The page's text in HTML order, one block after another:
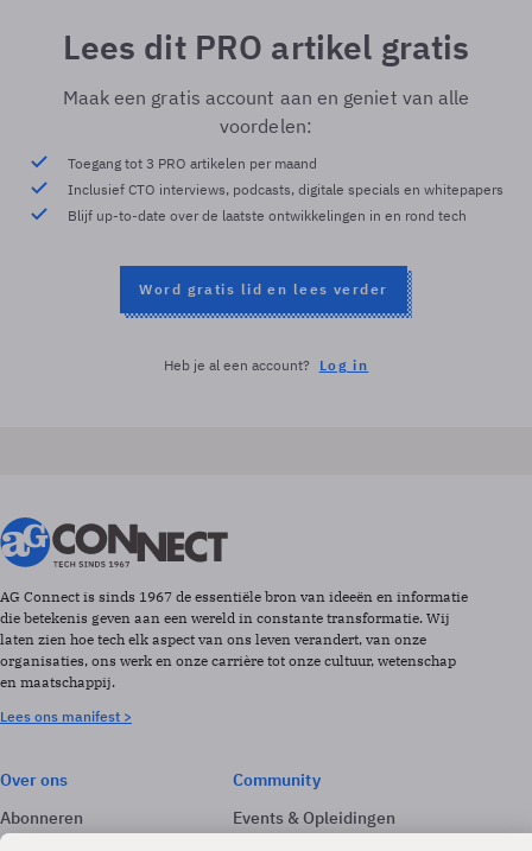
Lees dit PRO artikel gratis
Maak een gratis account aan en geniet van alle
voordelen:
Toegang tot 3 PRO artikelen per maand
Inclusief CTO interviews, podcasts, digitale specials en whitepapers
Blijf up-to-date over de laatste ontwikkelingen in en rond tech
Word gratis lid en lees verder
Heb je al een account? Log in
AG Connect is sinds 1967 de essentiële bron van ideeën en informatie
die betekenis geven aan een wereld in constante transformatie. Wij
laten zien hoe tech elk aspect van ons leven verandert, van onze
organisaties, ons werk en onze carrière tot onze cultuur, wetenschap
en maatschappij.
Lees ons manifest >
Over ons
Abonneren
Adverteren
Community
Events & Opleidingen